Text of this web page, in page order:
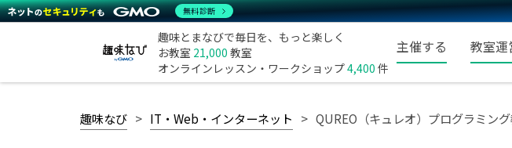
趣味とまなびで毎日を、もっと楽しく
お教室 21,000 教室
オンラインレッスン・ワークショップ4,400 件
主催する 教室運
趣味なび IT・Web・インターネット QUREO（キュレオ）プログラミン
無料診断